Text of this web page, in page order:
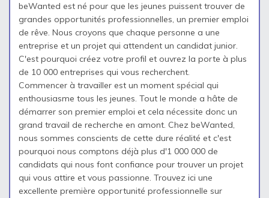
beWanted est né pour que les jeunes puissent trouver de
grandes opportunités professionnelles, un premier emploi
de rêve. Nous croyons que chaque personne a une
entreprise et un projet qui attendent un candidat junior.
C'est pourquoi créez votre profil et ouvrez la porte à plus
de 10 000 entreprises qui vous recherchent.
Commencer à travailler est un moment spécial qui
enthousiasme tous les jeunes. Tout le monde a hâte de
démarrer son premier emploi et cela nécessite donc un
grand travail de recherche en amont. Chez beWanted,
nous sommes conscients de cette dure réalité et c'est
pourquoi nous comptons déjà plus d'1 000 000 de
candidats qui nous font confiance pour trouver un projet
qui vous attire et vous passionne. Trouvez ici une
excellente première opportunité professionnelle sur